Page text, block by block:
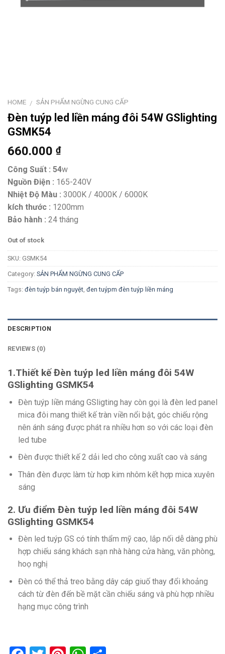
HOME / SẢN PHẨM NGỪNG CUNG CẤP
Đèn tuýp led liền máng đôi 54W GSlighting
GSMK54
660.000 ₫
Công Suất : 54w
Nguồn Điện : 165-240V
Nhiệt Độ Màu : 3000K / 4000K / 6000K
kích thước : 1200mm
Bảo hành : 24 tháng
Out of stock
SKU: GSMK54
Category: SẢN PHẨM NGỪNG CUNG CẤP
Tags: đèn tuýp bán nguyệt, đen tuýpm đèn tuýp liền máng
DESCRIPTION
REVIEWS (0)
1.Thiết kế Đèn tuýp led liền máng đôi 54W
GSlighting GSMK54
Đèn tuýp liền máng GSligting hay còn gọi là đèn led panel
mica đôi mang thiết kế tràn viền nổi bật, góc chiếu rộng
nên ánh sáng được phát ra nhiều hơn so với các loại đèn
led tube
Đèn được thiết kế 2 dải led cho công xuất cao và sáng
Thân đèn được làm từ hơp kim nhôm kết hợp mica xuyên
sáng
2. Ưu điểm Đèn tuýp led liền máng đôi 54W
GSlighting GSMK54
Đèn led tuýp GS có tính thẩm mỹ cao, lắp nối dễ dàng phù
hợp chiếu sáng khách sạn nhà hàng cửa hàng, văn phòng,
hoọ nghị
Đèn có thể thả treo bằng dây cáp giuố thay đổi khoảng
cách từ đèn đến bề mặt cần chiếu sáng và phù hợp nhiều
hạng mục công trình